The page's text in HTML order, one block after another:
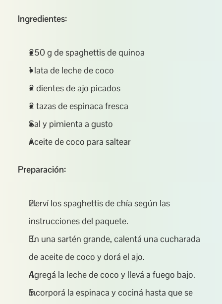
Ingredientes:
250 g de spaghettis de quinoa
1 lata de leche de coco
2 dientes de ajo picados
2 tazas de espinaca fresca
Sal y pimienta a gusto
Aceite de coco para saltear
Preparación:
Herví los spaghettis de chía según las
instrucciones del paquete.
En una sartén grande, calentá una cucharada
de aceite de coco y dorá el ajo.
Agregá la leche de coco y llevá a fuego bajo.
Incorporá la espinaca y cociná hasta que se